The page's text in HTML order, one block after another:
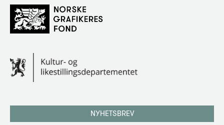
NYHETSBREV